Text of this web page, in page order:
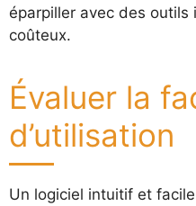
éparpiller avec des
coûteux.
Évaluer la
d’utilisation
Un logiciel intuitif et